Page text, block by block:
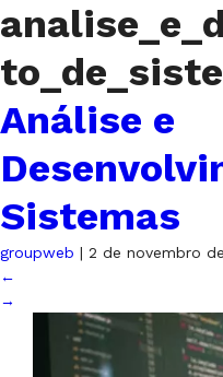
Análise e
Sistemas
groupweb | 2 de novembro
←
→